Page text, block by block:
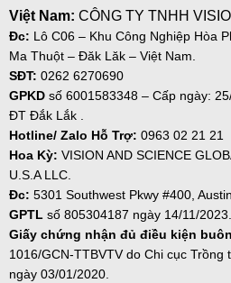
Việt Nam: CÔNG TY TNHH
Đc: Lô C06 – Khu Công Nghiệp Hòa
Ma Thuột – Đăk Lăk – Việt Nam.
SĐT: 0262 6270690
GPKD số 6001583348 – Cấp ngày:
ĐT Đắk Lắk .
Hotline/ Zalo Hỗ Trợ: 0963 02 21 21
Hoa Kỳ: VISION AND SCIENCE
U.S.A LLC.
Đc: 5301 Southwest Pkwy #400,
GPTL số 805304187 ngày 14/11/2023.
Giấy chứng nhận đủ điều kiện
1016/GCN-TTBVTV do Chi cục
ngày 03/01/2020.